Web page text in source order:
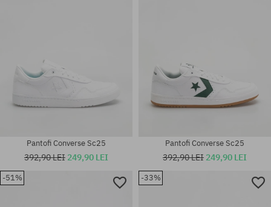
Pantofi Converse Sc25
392,90 LEI 249,90 LEI
Pantofi Converse Sc25
392,90 LEI 249,90 LEI
-51% -33%